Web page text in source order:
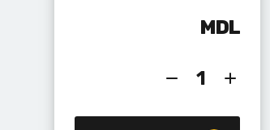
MDL